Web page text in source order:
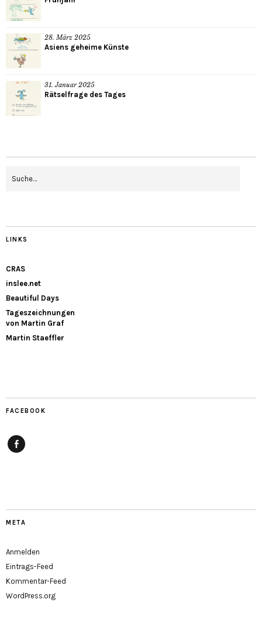
28. März 2025
Asiens geheime Künste
31. Januar 2025
Rätselfrage des Tages
LINKS
CRAS
inslee.net
Beautiful Days
Tageszeichnungen
von Martin Graf
Martin Staeffler
FACEBOOK
META
Anmelden
Eintrags-Feed
Kommentar-Feed
WordPress.org